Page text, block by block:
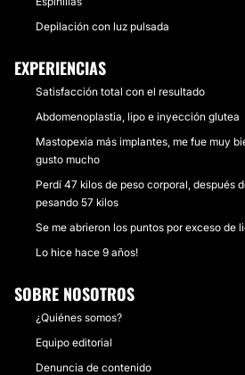
Depilación con luz pulsada
EXPERIENCIAS
Satisfacción total con el resultado
Abdomenoplastia, lipo e inyección glutea
Mastopexia más implantes, me fue muy
gusto mucho
Perdí 47 kilos de peso corporal, después
pesando 57 kilos
Se me abrieron los puntos por exceso de
Lo hice hace 9 años!
SOBRE NOSOTROS
¿Quiénes somos?
Equipo editorial
Denuncia de contenido